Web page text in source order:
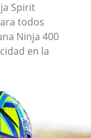
Spirit
todos
Ninja 400
en la